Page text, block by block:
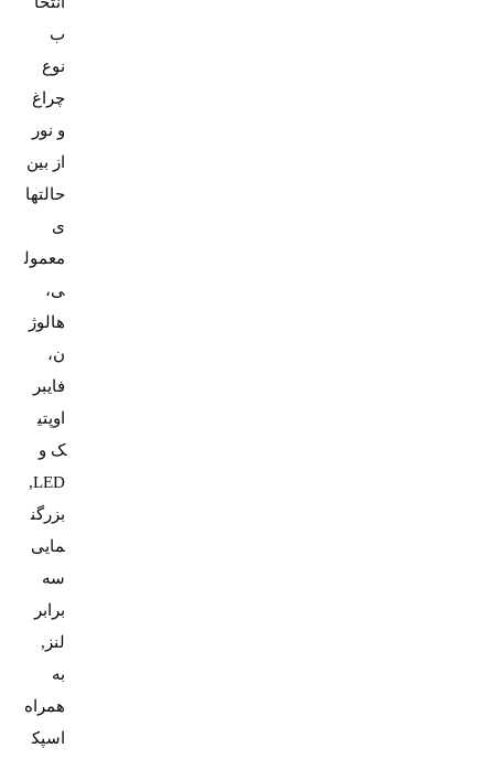
ب
نوع
چراغ
و نور
از بین
حالتها
ی
معمول
ی،
هالوژ
ن،
فایبر
اوپتی
ک و
LED,
بزرگن
مایی
سه
برابر
لنز,
به
همراه
اسپک